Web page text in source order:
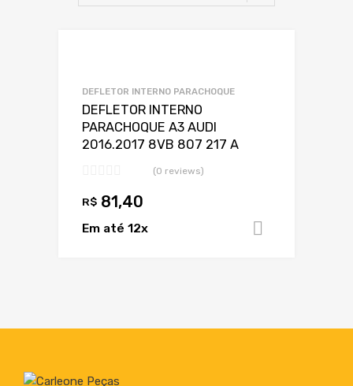
DEFLETOR INTERNO PARACHOQUE
DEFLETOR INTERNO
PARACHOQUE A3 AUDI
2016.2017 8VB 807 217 A
(0 reviews)
R$ 81,40
Em até 12x